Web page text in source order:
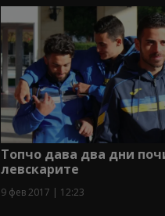
Топчо дава два дни
левскарите
9 фев 2017 | 12:23